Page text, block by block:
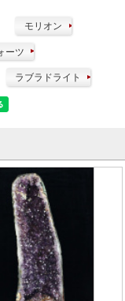
モリオン
ーツ
ラブラドライト